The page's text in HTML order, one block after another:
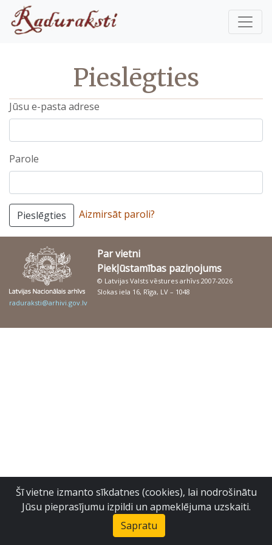
Pieslēgties
Jūsu e-pasta adrese
Parole
Pieslēgties Aizmirsāt paroli?
Par vietni
Piekļūstamības paziņojums
© Latvijas Valsts vēstures arhīvs 2007-2026
Slokas iela 16, Rīga, LV – 1048
raduraksti@arhivi.gov.lv
Šī vietne izmanto sīkdatnes (cookies), lai nodrošinātu
Jūsu pieprasījumu izpildi un apmeklējuma uzskaiti.
Sapratu